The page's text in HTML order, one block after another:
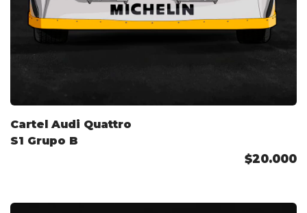
Cartel Audi Quattro
S1 Grupo B
$20.000